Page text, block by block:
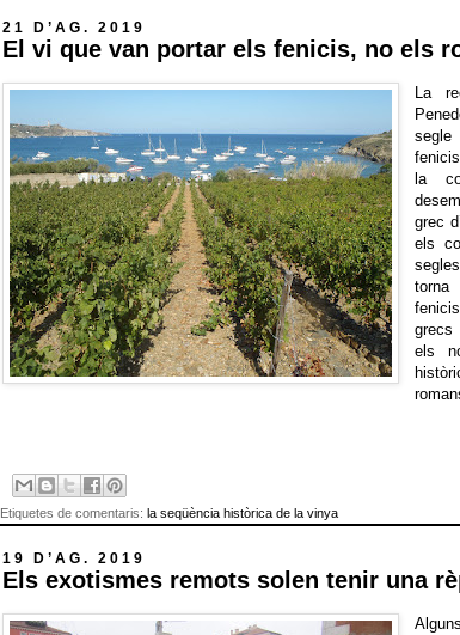
21 D’AG. 2019
El vi que van portar els fenicis, no els
La
segle
la
grec
els
torna
grecs
els
Etiquetes de comentaris: la seqüència històrica de la vinya
19 D’AG. 2019
Els exotismes remots solen tenir una